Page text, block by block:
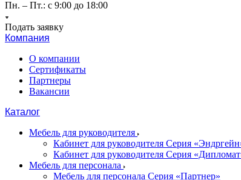
Пн. – Пт.: с 9:00 до 18:00
Подать заявку
Компания
О компании
Сертификаты
Партнеры
Вакансии
Каталог
Мебель для руководителя
Кабинет для руководителя Серия
Кабинет для руководителя Серия
Мебель для персонала
Мебель для персонала Серия «Партнер»